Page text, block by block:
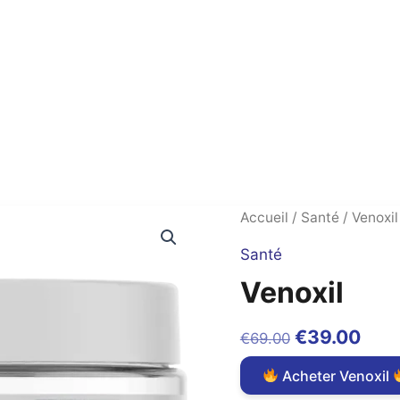
Accueil / Santé/ Venoxil
Santé
Venoxil
€69.00 Original
price
€39.00
Acheter Venoxil